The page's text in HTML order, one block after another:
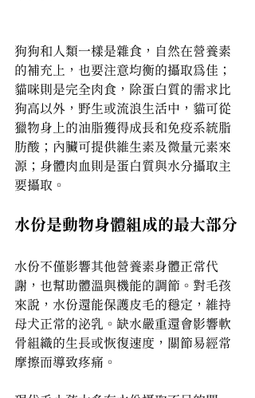
狗狗和人類一樣是雜食，自然在營養素
的補充上，也要注意均衡的攝取為佳；
貓咪則是完全肉食，除蛋白質的需求比
狗高以外，野生或流浪生活中，貓可從
獵物身上的油脂獲得成長和免疫系統脂
肪酸；內臟可提供維生素及微量元素來
源；身體肉血則是蛋白質與水分攝取主
要攝取。
水份是動物身體組成的最大部分
水份不僅影響其他營養素身體正常代
謝，也幫助體溫與機能的調節。對毛孩
來說，水份還能保護皮毛的穩定，維持
母犬正常的泌乳。缺水嚴重還會影響軟
骨組織的生長或恢復速度，關節易經常
摩擦而導致疼痛。